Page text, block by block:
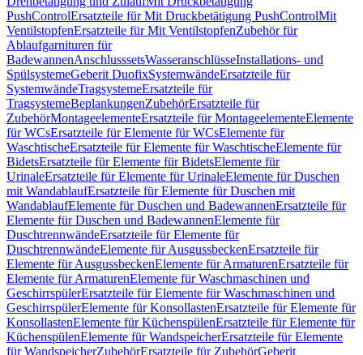
PushControlErsatzteile für Mit Druckbetätigung PushControlMit
VentilstopfenErsatzteile für Mit VentilstopfenZubehör für
Ablaufgarnituren für
BadewannenAnschlusssetsWasseranschlüsseInstallations- und
SpülsystemeGeberit DuofixSystemwändeErsatzteile für
SystemwändeTragsystemeErsatzteile für
TragsystemeBeplankungenZubehörErsatzteile für
ZubehörMontageelementeErsatzteile für MontageelementeElemente
für WCsErsatzteile für Elemente für WCsElemente für
WaschtischeErsatzteile für Elemente für WaschtischeElemente für
BidetsErsatzteile für Elemente für BidetsElemente für
UrinaleErsatzteile für Elemente für UrinaleElemente für Duschen
mit WandablaufErsatzteile für Elemente für Duschen mit
WandablaufElemente für Duschen und BadewannenErsatzteile für
Elemente für Duschen und BadewannenElemente für
DuschtrennwändeErsatzteile für Elemente für
DuschtrennwändeElemente für AusgussbeckenErsatzteile für
Elemente für AusgussbeckenElemente für ArmaturenErsatzteile für
Elemente für ArmaturenElemente für Waschmaschinen und
GeschirrspülerErsatzteile für Elemente für Waschmaschinen und
GeschirrspülerElemente für KonsollastenErsatzteile für Elemente für
KonsollastenElemente für KüchenspülenErsatzteile für Elemente für
KüchenspülenElemente für WandspeicherErsatzteile für Elemente
für WandspeicherZubehörErsatzteile für ZubehörGeberit